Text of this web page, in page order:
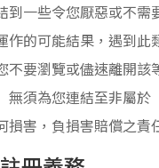
到一些令您厭惡或不需
作的可能結果，遇到此
不要瀏覽或儘速離開該
無須為您連結至非屬於
損害，負損害賠償之責